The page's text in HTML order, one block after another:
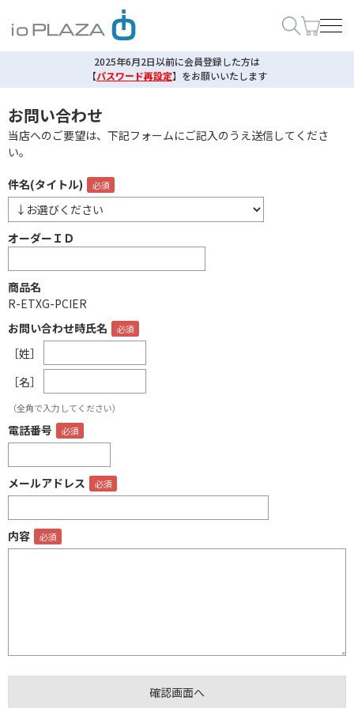
2025年6月2日以前に会員登録した方は
【パスワード再設定】 をお願いいたします
お問い合わせ
当店へのご要望は、下記フォームにご記入のうえ送信してくださ
い。
件名(タイトル)
オーダーＩＤ
商品名
R-ETXG-PCIER
お問い合わせ時氏名
［姓］
［名］
（全角で入力してください）
電話番号
メールアドレス
内容